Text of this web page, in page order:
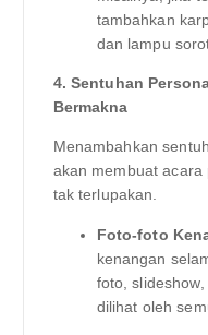
tambahkan
dan lampu
4. Sentuhan
Bermakna
Menambahkan
akan membuat
tak terlupakan.
Foto-foto
kenangan
foto,
dilihat oleh